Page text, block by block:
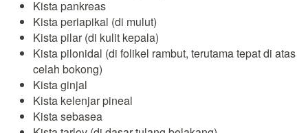
Kista pankreas
Kista periapikal (di mulut)
Kista pilar (di kulit kepala)
Kista pilonidal (di folikel rambut, terutama tepat di atas
celah bokong)
Kista ginjal
Kista kelenjar pineal
Kista sebasea